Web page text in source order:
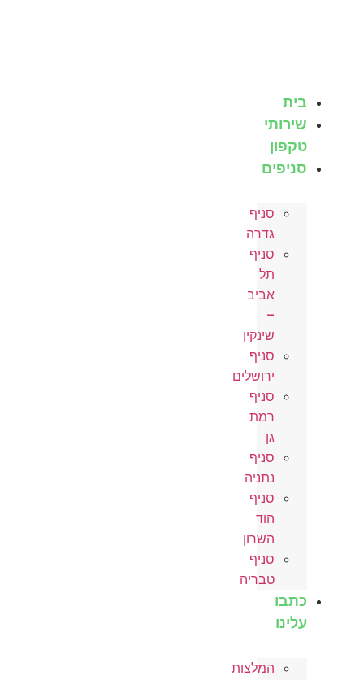
בית
שירותי
טקפון
סניפים
סניף
גדרה
סניף
תל
אביב
–
שינקין
סניף
ירושלים
סניף
רמת
גן
סניף
נתניה
סניף
הוד
השרון
סניף
טבריה
כתבו
עלינו
המלצות